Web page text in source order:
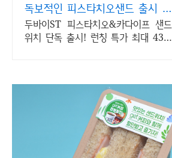
독보적인 피스타치오샌드 출시 꽉
찬 내용물로 포만감 최고
두바이ST 피스타치오&카다이프 샌드
위치 단독 출시! 런칭 특가 최대 43%